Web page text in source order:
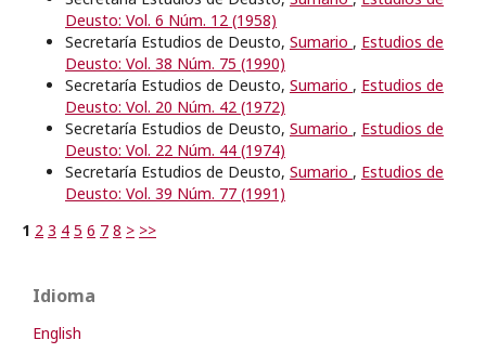
Deusto: Vol. 6 Núm. 12 (1958)
Secretaría Estudios de Deusto, Sumario , Estudios de
Deusto: Vol. 38 Núm. 75 (1990)
Secretaría Estudios de Deusto, Sumario , Estudios de
Deusto: Vol. 20 Núm. 42 (1972)
Secretaría Estudios de Deusto, Sumario , Estudios de
Deusto: Vol. 22 Núm. 44 (1974)
Secretaría Estudios de Deusto, Sumario , Estudios de
Deusto: Vol. 39 Núm. 77 (1991)
1 2 3 4 5 6 7 8 > >>
Idioma
English